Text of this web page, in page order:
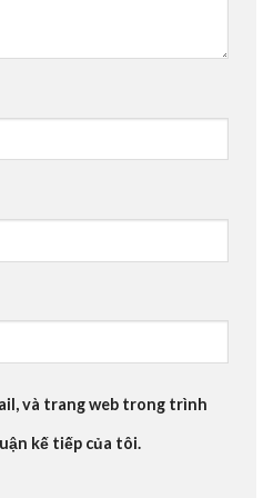
và trang web trong trình
kế tiếp của tôi.